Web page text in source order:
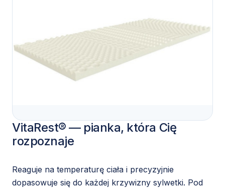
VitaRest® — pianka, która Cię
rozpoznaje
Reaguje na temperaturę ciała i precyzyjnie
dopasowuje się do każdej krzywizny sylwetki. Pod